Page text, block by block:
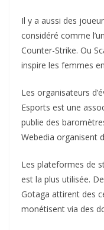
Il y a aussi des
considéré comme
Counter-Strike. Ou
inspire les femmes
Les organisateurs
Esports est une
publie des
Webedia organisent
Les plateformes de
est la plus utilisée.
Gotaga attirent des
monétisent via des